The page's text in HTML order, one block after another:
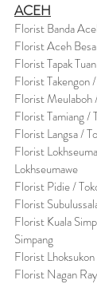
ACEH
Florist Banda
Florist Aceh
Florist Tapak
Florist Takengon
Florist Meulaboh
Florist Tamiang /
Florist Langsa /
Florist
Lokhseumawe
Florist Pidie /
Florist
Florist Kuala
Simpang
Florist
Florist Nagan